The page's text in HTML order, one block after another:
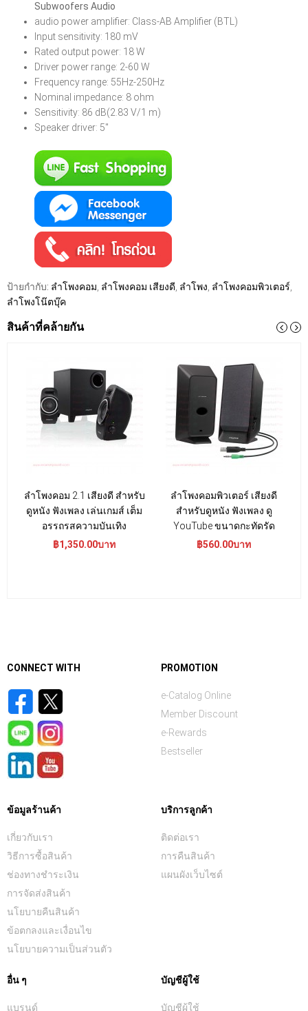
Subwoofers Audio
audio power amplifier: Class-AB Amplifier (BTL)
Input sensitivity: 180 mV
Rated output power: 18 W
Driver power range: 2-60 W
Frequency range: 55Hz-250Hz
Nominal impedance: 8 ohm
Sensitivity: 86 dB(2.83 V/1 m)
Speaker driver: 5"
ป้ายกำกับ: ลำโพงคอม ลำโพงคอม เสียงดี ลำโพง ลำโพงคอมพิวเตอร์
ลำโพงโน๊ตบุ๊ค
สินค้าที่คล้ายกัน
ลำโพงคอม 2.1 เสียงดี สำหรับ
ดูหนัง ฟังเพลง เล่นเกมส์ เต็ม
อรรถรสความบันเทิง
฿1,350.00บาท
ลำโพงคอมพิวเตอร์ เสียงดี
สำหรับดูหนัง ฟังเพลง ดู
YouTube ขนาดกะทัดรัด
฿560.00บาท
CONNECT WITH PROMOTION
e-Catalog Online
Member Discount
e-Rewards
Bestseller
ข้อมูลร้านค้า
เกี่ยวกับเรา
วิธีการซื้อสินค้า
ช่องทางชำระเงิน
การจัดส่งสินค้า
นโยบายคืนสินค้า
ข้อตกลงและเงื่อนไข
นโยบายความเป็นส่วนตัว
บริการลูกค้า
ติดต่อเรา
การคืนสินค้า
แผนผังเว็บไซต์
อื่น ๆ
แบรนด์
บัญชีผู้ใช้
บัญชีผู้ใช้